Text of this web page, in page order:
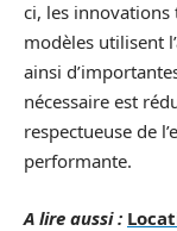
ci, les innovations
modèles utilisent
ainsi
nécessaire est
respectueuse de
performante.
A lire aussi :